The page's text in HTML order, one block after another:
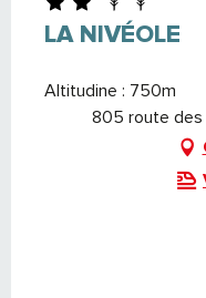
LA NIVÉOLE
Altitudine : 750m
805 route des